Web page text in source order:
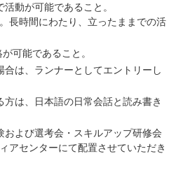
動が可能であること。
長時間にわたり、立ったままでの活
可能であること。
は、ランナーとしてエントリーし
は、日本語の日常会話と読み書き
および選考会・スキルアップ研修会
アセンターにて配置させていただき